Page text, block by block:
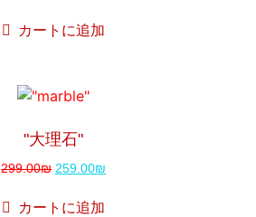
カートに追加
"大理石"
299.00₪ 259.00₪
カートに追加